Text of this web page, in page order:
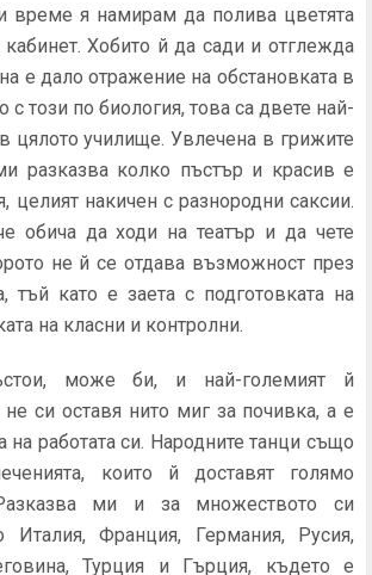
време я намирам да полива цветята
Хобито й да сади и отглежда
е дало отражение на обстановката в
с този по биология, това са двете най-
цялото училище. Увлечена в грижите
разказва колко пъстър и красив е
целият накичен с разнородни саксии.
обича да ходи на театър и да чете
не й се отдава възможност през
тъй като е заета с подготовката на
на класни и контролни.
може би, и най-големият й
си оставя нито миг за почивка, а е
на работата си. Народните танци също
които й доставят голямо
ми и за множеството си
Италия, Франция, Германия, Русия,
Турция и Гърция, където е